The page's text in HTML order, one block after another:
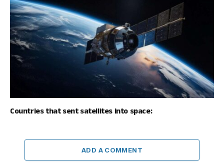
Countries that sent satellites into space:
ADD A COMMENT